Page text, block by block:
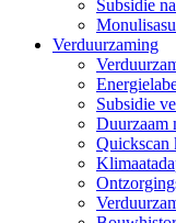
Subsidie
Verduurzaming
Subsidie
Duurzaam
Quickscan